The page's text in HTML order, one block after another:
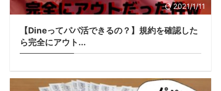
2021/1/11
【Dineってパパ活できるの？】規約を確認した
ら完全にアウト...